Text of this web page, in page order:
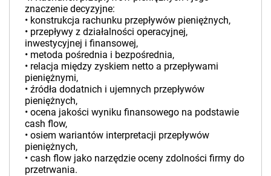
znaczenie decyzyjne:
• konstrukcja rachunku przepływów pieniężnych,
• przepływy z działalności operacyjnej,
inwestycyjnej i finansowej,
• metoda pośrednia i bezpośrednia,
• relacja między zyskiem netto a przepływami
pieniężnymi,
• źródła dodatnich i ujemnych przepływów
pieniężnych,
• ocena jakości wyniku finansowego na podstawie
cash flow,
• osiem wariantów interpretacji przepływów
pieniężnych,
• cash flow jako narzędzie oceny zdolności firmy do
przetrwania.